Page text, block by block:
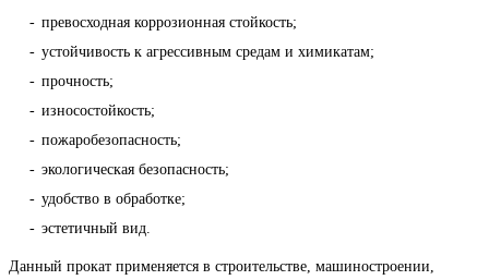
превосходная коррозионная стойкость;
устойчивость к агрессивным средам и химикатам;
прочность;
износостойкость;
пожаробезопасность;
экологическая безопасность;
удобство в обработке;
эстетичный вид.
Данный прокат применяется в строительстве, машиностроении,